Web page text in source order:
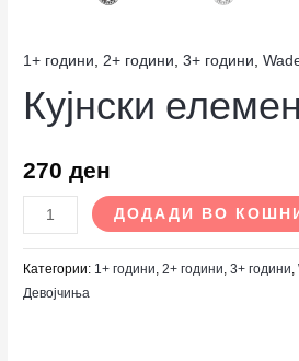
1+ години 2+ години ,3+ години ,
Кујнски
270 ден
ДОДАДИ ВО
Категории: 1+ години ,2+ години ,3+ години ,
Девојчиња